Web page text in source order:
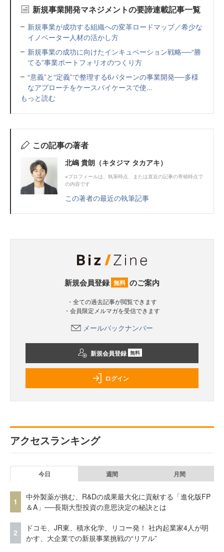
新規事業開発マネジメントの要諦連載記事一覧
新規事業が成功する組織への変革ロードマップ／希少な
イノベーター人材の活かし方
新規事業の成功に向けたインキュベーション戦略──“勝
てる”事業ポートフォリオのつくり方
“意義”と“定義”で整理する6パターンの事業開発──多様
なアプローチをケースバイケースで使...
もっと読む
この記事の著者
北嶋 貴朗（キタジマ タカアキ）
※プロフィールは、執筆時点、または直近の記事の寄稿時点で
の内容です
この著者の最近の執筆記事
新規会員登録 無料 のご案内
・全ての過去記事が閲覧できます
・会員限定メルマガを受信できます
メールバックナンバー
新規会員登録 無料
ログイン
アクセスランキング
今日 週間 月間
1
中外製薬が挑む、R&Dの成果最大化に貢献する「進化版FP
＆A」──長期大型投資の意思決定の秘訣とは
2
ドコモ、JR東、積水化学、リコー発！ 社内起業家4人が明
かす、大企業での新規事業挑戦の“リアル”